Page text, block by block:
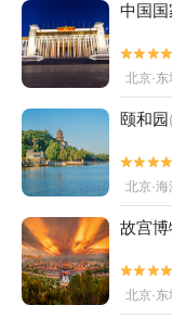
中国
北京·东
颐和园
北京·海
故宫博
北京·东